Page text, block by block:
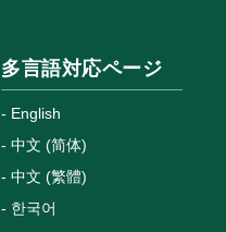
多言語対応ページ
English
中文 (简体)
中文 (繁體)
한국어